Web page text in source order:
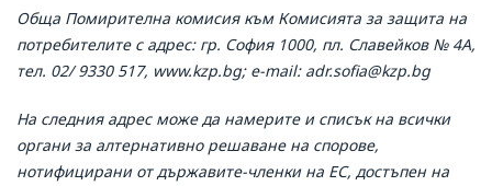
Обща Помирителна комисия към Комисията за защита на
потребителите с адрес: гр. София 1000, пл. Славейков № 4А,
тел. 02/ 9330 517, www.kzp.bg; e-mail: adr.sofia@kzp.bg
На следния адрес може да намерите и списък на всички
органи за алтернативно решаване на спорове,
нотифицирани от държавите-членки на ЕС, достъпен на